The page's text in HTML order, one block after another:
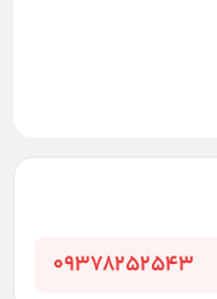
09378252543